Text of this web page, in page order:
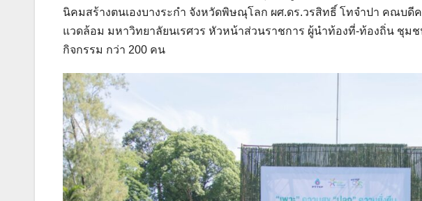
นิคมสร้างตนเองบางระกำ จังหวัดพิษณุโลก ผศ.ดร.วรสิทธิ์ โทจำปา คณบดี
แวดล้อม มหาวิทยาลัยนเรศวร หัวหน้าส่วนราชการ ผู้นำท้องที่-ท้องถิ่น ชุม
กิจกรรม กว่า 200 คน